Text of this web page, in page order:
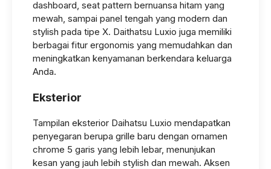
dashboard, seat pattern bernuansa hitam yang
mewah, sampai panel tengah yang modern dan
stylish pada tipe X. Daithatsu Luxio juga memiliki
berbagai fitur ergonomis yang memudahkan dan
meningkatkan kenyamanan berkendara keluarga
Anda.
Eksterior
Tampilan eksterior Daihatsu Luxio mendapatkan
penyegaran berupa grille baru dengan ornamen
chrome 5 garis yang lebih lebar, menunjukan
kesan yang jauh lebih stylish dan mewah. Aksen